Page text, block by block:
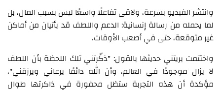
وانتشر الفيديو بسرعة، ولاقى تفاعلًا واسعًا ليس بسبب المال، بل
لما يحمله من رسالة إنسانية: الدعم واللطف قد يأتيان من أماكن
غير متوقعة، حتى في أصعب الأوقات.
واختتمت بريتني حديثها بالقول: "ذكّرتني تلك اللحظة بأن اللطف
لا يزال موجودًا في العالم، وأن الله دائمًا يرعاني ويرزقني"،
مؤكدة أن هذه التجربة ستظل محفورة في ذاكرتها طوال